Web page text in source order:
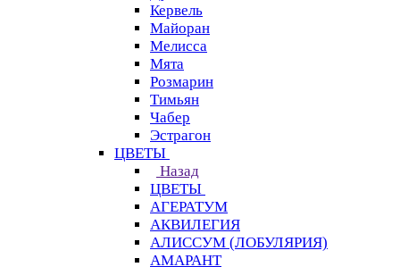
Кервель
Майоран
Мелисса
Мята
Розмарин
Тимьян
Чабер
Эстрагон
ЦВЕТЫ
Назад
ЦВЕТЫ
АГЕРАТУМ
АКВИЛЕГИЯ
АЛИССУМ (ЛОБУЛЯРИЯ)
АМАРАНТ